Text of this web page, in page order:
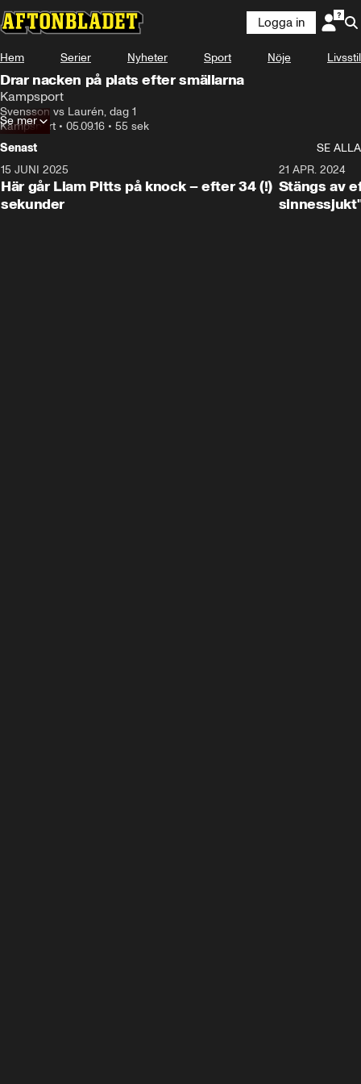
Logga in
Hem Serier Nyheter Sport Nöje Livsstil
Drar nacken på plats efter smällarna
Kampsport
Svensson vs Laurén, dag 1
Kampsport • 05.09.16 • 55 sek
Se mer
Senast
SE ALLA
15 JUNI 2025
Här går Liam Pitts på knock – efter 34 (!)
sekunder
21 APR. 2024
Stängs av